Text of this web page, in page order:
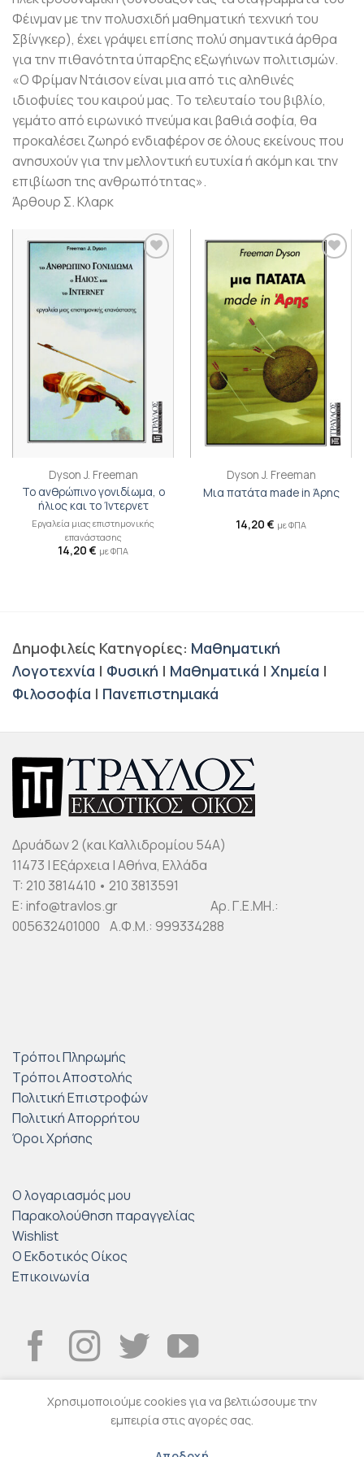
Φέινμαν με την πολυσχιδή μαθηματική τεχνική του
Σβίνγκερ), έχει γράψει επίσης πολύ σημαντικά άρθρα
για την πιθανότητα ύπαρξης εξωγήινων πολιτισμών.
«Ο Φρίμαν Ντάισον είναι μια από τις αληθινές
ιδιοφυίες του καιρού μας. Το τελευταίο του βιβλίο,
γεμάτο από ειρωνικό πνεύμα και βαθιά σοφία, θα
προκαλέσει ζωηρό ενδιαφέρον σε όλους εκείνους που
ανησυχούν για την μελλοντική ευτυχία ή ακόμη και την
επιβίωση της ανθρωπότητας».
Άρθουρ Σ. Κλαρκ
Προσθήκη
Dyson J. Freeman
Το ανθρώπινο γονιδίωμα, ο
ήλιος και το Ίντερνετ
Εργαλεία μιας επιστημονικής
επανάστασης
14,20 € με ΦΠΑ
Προσθήκη
βιβλίου
στη λίστα
επιθυμιών
Dyson J. Freeman
Μια πατάτα made in Άρης
14,20 € με ΦΠΑ
Δημοφιλείς Κατηγορίες: Μαθηματική
Λογοτεχνία | Φυσική | Μαθηματικά | Χημεία |
Φιλοσοφία | Πανεπιστημιακά
Δρυάδων 2 (και Καλλιδρομίου 54Α)
11473 | Εξάρχεια | Αθήνα, Ελλάδα
T: 210 3814410 • 210 3813591
E: info@travlos.gr Αρ. Γ.Ε.ΜΗ.:
005632401000 Α.Φ.Μ.: 999334288
Τρόποι Πληρωμής
Τρόποι Αποστολής
Πολιτική Επιστροφών
Πολιτική Απορρήτου
Όροι Χρήσης
Ο λογαριασμός μου
Παρακολούθηση παραγγελίας
Wishlist
Ο Εκδοτικός Οίκος
Επικοινωνία
Χρησιμοποιούμε cookies για να βελτιώσουμε την
εμπειρία στις αγορές σας.